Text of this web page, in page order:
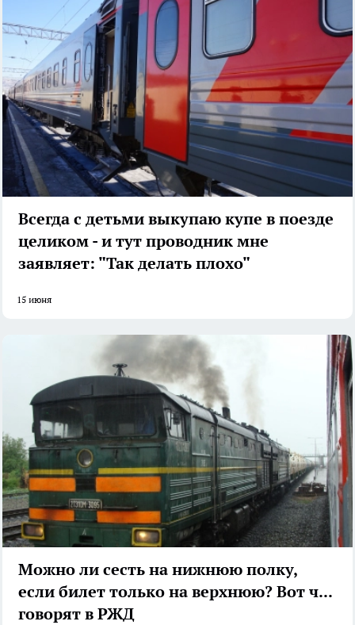
Всегда с детьми выкупаю купе в поезде
целиком - и тут проводник мне
заявляет: "Так делать плохо"
15 июня
Можно ли сесть на нижнюю полку,
если билет только на верхнюю? Вот что
говорят в РЖД